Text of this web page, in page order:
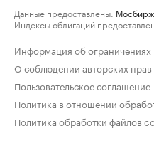
Данные предоставлены:
Индексы облигаций
Информация об ограничениях
О соблюдении авторских прав
Пользовательское соглашение
Политика в отношении
Политика обработки файлов